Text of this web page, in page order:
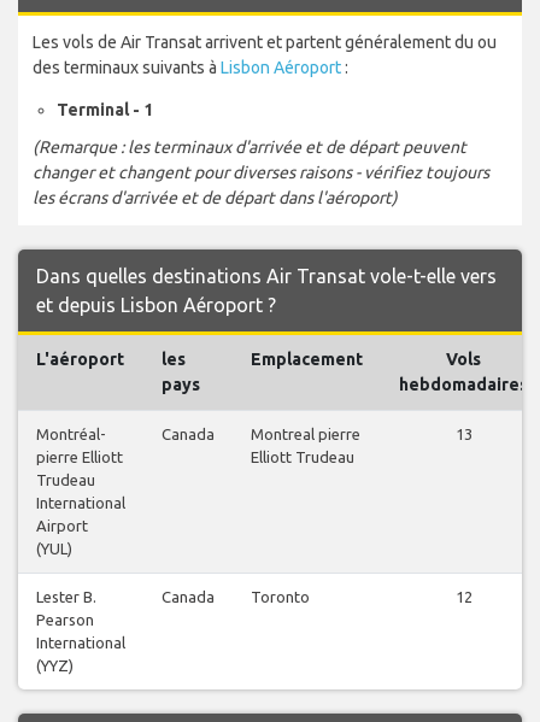
Les vols de Air Transat arrivent et partent généralement du ou
des terminaux suivants à Lisbon Aéroport:
Terminal - 1
(Remarque : les terminaux d'arrivée et de départ peuvent
changer et changent pour diverses raisons - vérifiez toujours
les écrans d'arrivée et de départ dans l'aéroport)
Dans quelles destinations Air Transat vole-t-elle vers
et depuis Lisbon Aéroport ?
L'aéroport
les
pays
Emplacement
Vols
hebdomadaires
Montréal-
pierre Elliott
Trudeau
International
Airport
(YUL)
Canada
Montreal pierre
Elliott Trudeau
13
Lester B.
Pearson
International
(YYZ)
Canada Toronto 12